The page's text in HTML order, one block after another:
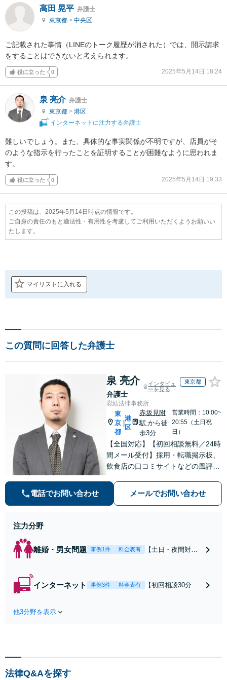
髙田 晃平 弁護士
東京都 > 中央区
ご記載された事情（LINEのトーク履歴が消された）では、開示請求
をすることはできないと考えられます。
役に立った 0 2025年5月14日 18:24
泉 亮介 弁護士
東京都 > 港区
インターネットに注力する弁護士
難しいでしょう。また、具体的な事実関係が不明ですが、店員がそ
のような指示を行ったことを証明することが困難なように思われま
す。
役に立った 0 2025年5月14日 19:33
この投稿は、2025年5月14日時点の情報です。
ご自身の責任のもと適法性・有用性を考慮してご利用いただくようお願いい
たします。
マイリストに入れる
この質問に回答した弁護士
泉 亮介
弁護士
インタビュ
ーを見る
東京都
彩結法律事務所
東
京
都
港
区
赤坂見附
駅 から徒
歩3分
営業時間：10:00~
20:55（土日祝
日）
【全国対応】【初回相談無料／24時
間メール受付】採用・転職掲示板、
飲食店の口コミサイトなどの風評被
の種類を問わず相談可。可能な限り
早期対応で駆けつけサポート【労
電話でお問い合わせ メールでお問い合わせ
注力分野
離婚・男女問題 事例1件 料金表有
【土日・夜間対応
れたら、サインす
インターネット 事例3件 料金表有
【初回相談30分無
お店の風評被害対
他3分野を表示
法律Q&Aを探す